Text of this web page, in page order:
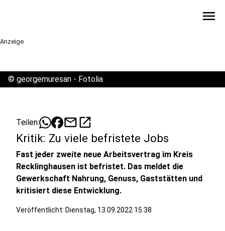
menu
Anzeige
© georgemuresan - Fotolia
Teilen: mailopen_in_new
Kritik: Zu viele befristete Jobs
Fast jeder zweite neue Arbeitsvertrag im Kreis
Recklinghausen ist befristet. Das meldet die
Gewerkschaft Nahrung, Genuss, Gaststätten und
kritisiert diese Entwicklung.
Veröffentlicht: Dienstag, 13.09.2022 15:38